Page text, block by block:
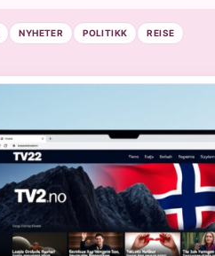
NYHETER POLITIKK REISE